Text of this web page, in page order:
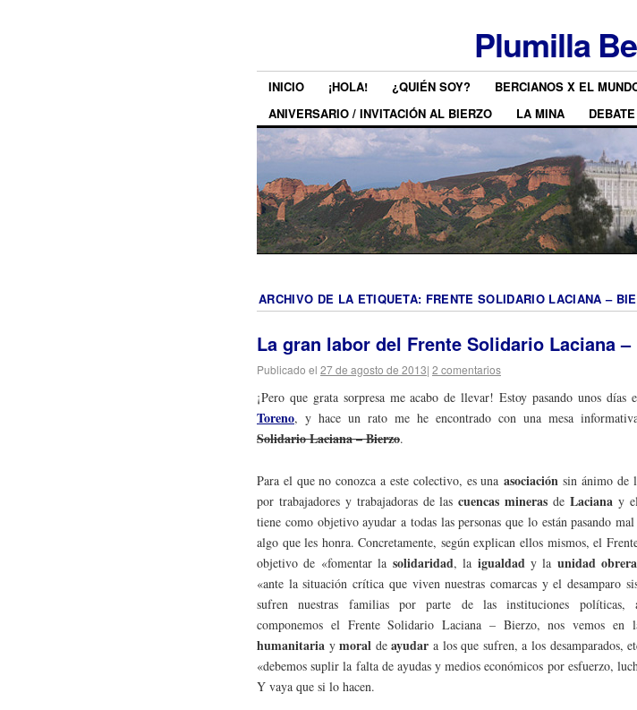
Plumilla
INICIO ¡HOLA! ¿QUIÉN SOY? BERCIANOS X EL
ANIVERSARIO / INVITACIÓN AL BIERZO
LA MINA
ARCHIVO DE LA ETIQUETA: FRENTE SOLIDARIO LACIANA –
La gran labor del Frente Solidario Laciana –
Publicado el 27 de agosto de 2013| 2 comentarios
¡Pero que grata sorpresa me acabo de llevar! Estoy pasando unos días
Toreno, y hace un rato me he encontrado con una mesa
Solidario Laciana – Bierzo.
Para el que no conozca a este colectivo, es unaasociación sin ánimo de
por trabajadores y trabajadoras de las cuencas mineras de Lacianay
tiene como objetivo ayudar a todas las personas que lo están pasando mal
algo que les honra. Concretamente, según explican ellos mismos, el
objetivo de «fomentar la solidaridad, la igualdady la unidad obrera
«ante la situación crítica que viven nuestras comarcas y el desamparo
sufren nuestras familias por parte de las instituciones políticas,
componemos el Frente Solidario Laciana – Bierzo, nos vemos
humanitaria ymoral deayudar a los que sufren, a los desamparados,
«debemos suplir la falta de ayudas y medios económicos por esfuerzo,
Y vaya que si lo hacen.